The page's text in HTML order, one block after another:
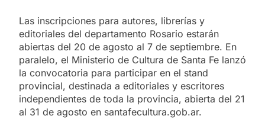
Las inscripciones para autores, librerías y
editoriales del departamento Rosario estarán
abiertas del 20 de agosto al 7 de septiembre. En
paralelo, el Ministerio de Cultura de Santa Fe lanzó
la convocatoria para participar en el stand
provincial, destinada a editoriales y escritores
independientes de toda la provincia, abierta del 21
al 31 de agosto en santafecultura.gob.ar.